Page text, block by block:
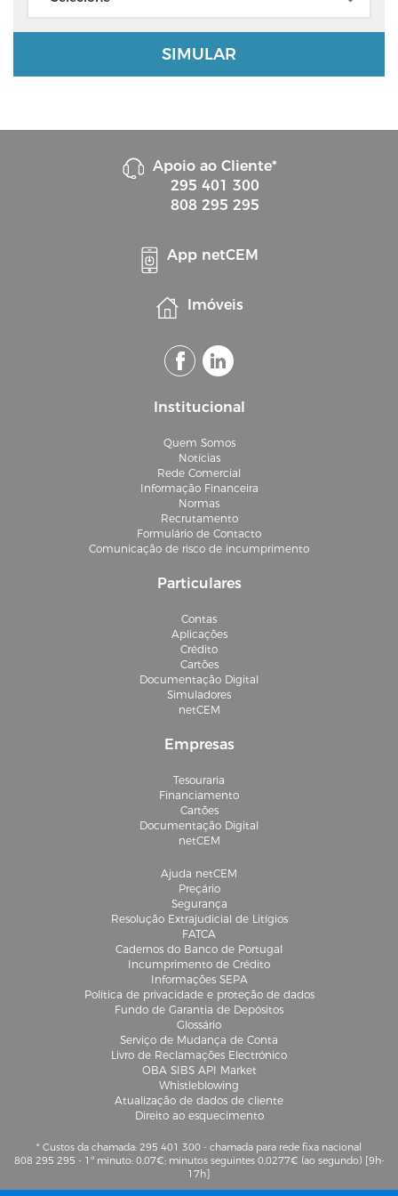
imediatas não sofrerão qualquer constrangimento;
Ordens de operações entre contas CEMAH não
sofrerão qualquer constrangimento; &nbsp; Para
SIMULAR
Apoio ao Cliente*
295 401 300
808 295 295
App netCEM
Imóveis
Institucional
Quem Somos
Notícias
Rede Comercial
Informação Financeira
Normas
Recrutamento
Formulário de Contacto
Comunicação de risco de incumprimento
Particulares
Contas
Aplicações
Crédito
Cartões
Documentação Digital
Simuladores
netCEM
Empresas
Tesouraria
Financiamento
Cartões
Documentação Digital
netCEM
Ajuda netCEM
Preçário
Segurança
Resolução Extrajudicial de Litígios
FATCA
Cadernos do Banco de Portugal
Incumprimento de Crédito
Informações SEPA
Política de privacidade e proteção de dados
Fundo de Garantia de Depósitos
Glossário
Serviço de Mudança de Conta
Livro de Reclamações Electrónico
OBA SIBS API Market
Whistleblowing
Atualização de dados de cliente
Direito ao esquecimento
* Custos da chamada: 295 401 300 - chamada para rede fixa nacional
808 295 295 - 1º minuto: 0,07€; minutos seguintes 0,0277€ (ao segundo) [9h-
17h]